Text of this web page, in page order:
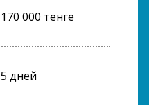
170 000 тенге
5 дней